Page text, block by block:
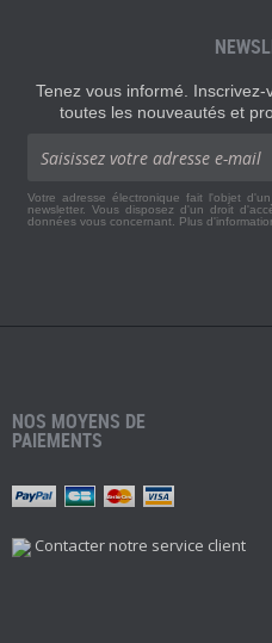
Tenez vous informé.
toutes les nouveautés et
Votre adresse électronique fait l'objet
newsletter. Vous disposez d'un droit
données vous concernant. Plus
NOS MOYENS DE
PAIEMENTS
Contacter notre service client